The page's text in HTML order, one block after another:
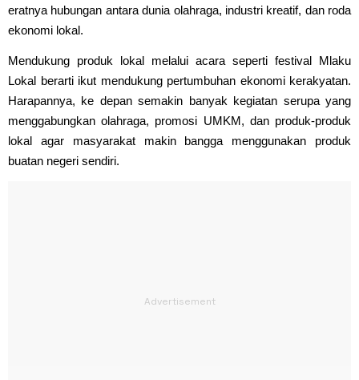
eratnya hubungan antara dunia olahraga, industri kreatif, dan roda
ekonomi lokal.
Mendukung produk lokal melalui acara seperti festival Mlaku
Lokal berarti ikut mendukung pertumbuhan ekonomi kerakyatan.
Harapannya, ke depan semakin banyak kegiatan serupa yang
menggabungkan olahraga, promosi UMKM, dan produk-produk
lokal agar masyarakat makin bangga menggunakan produk
buatan negeri sendiri.